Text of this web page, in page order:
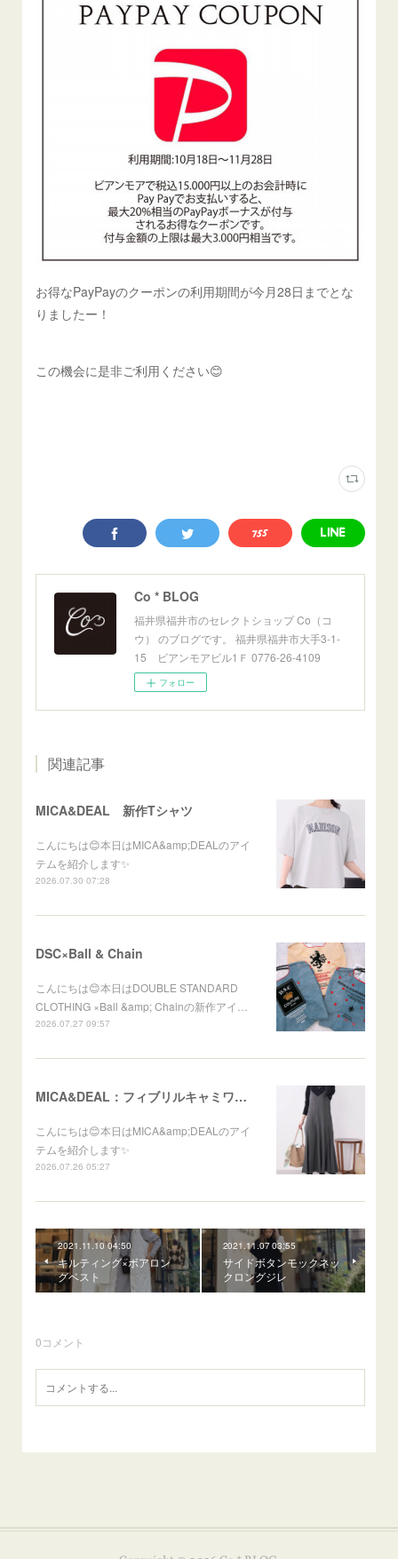
お得なPayPayのクーポンの利用期間が今月28日までとな
りましたー！
この機会に是非ご利用ください😊
Co * BLOG
福井県福井市のセレクトショップ Co（コ
ウ） のブログです。 福井県福井市大手3-1-
15 ビアンモアビル1Ｆ 0776-26-4109
フォロー
関連記事
MICA&DEAL 新作Tシャツ
こんにちは😊本日はMICA&amp;DEALのアイ
テムを紹介します✨
2026.07.30 07:28
DSC×Ball & Chain
こんにちは😊本日はDOUBLE STANDARD
CLOTHING ×Ball &amp; Chainの新作アイ…
2026.07.27 09:57
MICA&DEAL：フィブリルキャミワンピース
こんにちは😊本日はMICA&amp;DEALのアイ
テムを紹介します✨
2026.07.26 05:27
2021.11.10 04:50
キルティング×ボアロン
グベスト
2021.11.07 03:55
サイドボタンモックネッ
クロングジレ
0コメント